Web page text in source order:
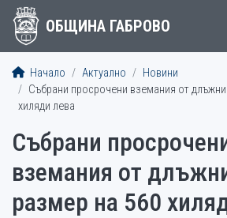
ОБЩИНА ГАБРОВО
Начало Актуално
Новини
Събрани просрочени вземания от
хиляди лева
Събрани
вземания от
размер на 560